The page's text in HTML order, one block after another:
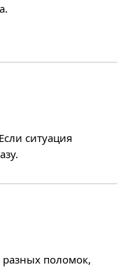
ситуация
поломок,